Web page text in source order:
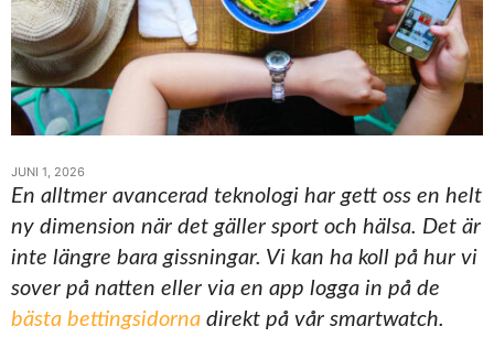
JUNI 1, 2026
En alltmer avancerad teknologi har gett oss en helt
ny dimension när det gäller sport och hälsa. Det är
inte längre bara gissningar. Vi kan ha koll på hur vi
sover på natten eller via en app logga in på de
bästa bettingsidorna direkt på vår smartwatch.